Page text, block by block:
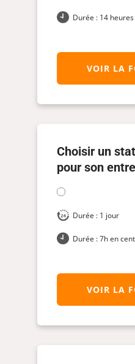
Durée : 14
VOIR LA
Choisir un
pour son
Durée : 1 jour
Durée : 7h en
VOIR LA